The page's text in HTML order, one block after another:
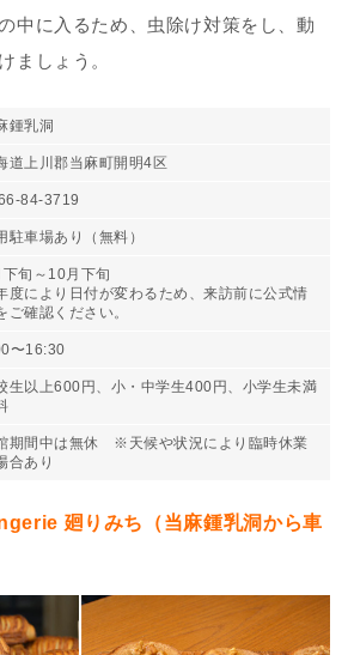
中に入るため、虫除け対策をし、動
ましょう。
鍾乳洞
道上川郡当麻町開明4区
84-3719
駐車場あり（無料）
下旬～10月下旬
度により日付が変わるため、来訪前に公式情
ご確認ください。
〜16:30
生以上600円、小・中学生400円、小学生未満
期間中は無休 ※天候や状況により臨時休業
合あり
廻りみち（当麻鍾乳洞から車